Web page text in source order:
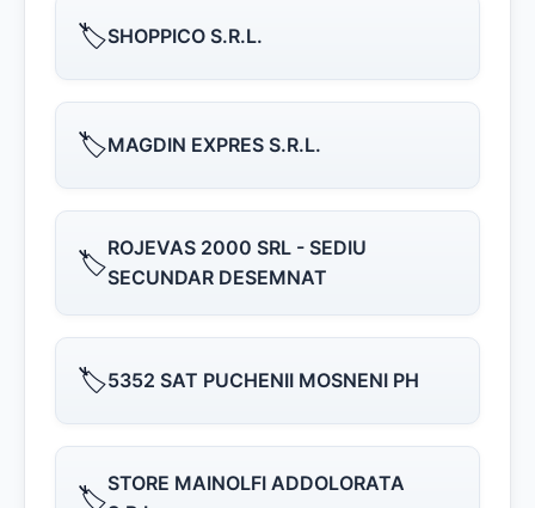
🏷️SHOPPICO S.R.L.
🏷️MAGDIN EXPRES S.R.L.
🏷️ROJEVAS 2000 SRL - SEDIU
SECUNDAR DESEMNAT
🏷️5352 SAT PUCHENII MOSNENI PH
🏷️STORE MAINOLFI ADDOLORATA